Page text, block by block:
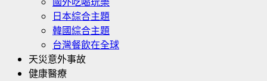
國外吃喝玩樂
日本綜合主題
韓國綜合主題
台灣餐飲在全球
天災意外事故
健康醫療